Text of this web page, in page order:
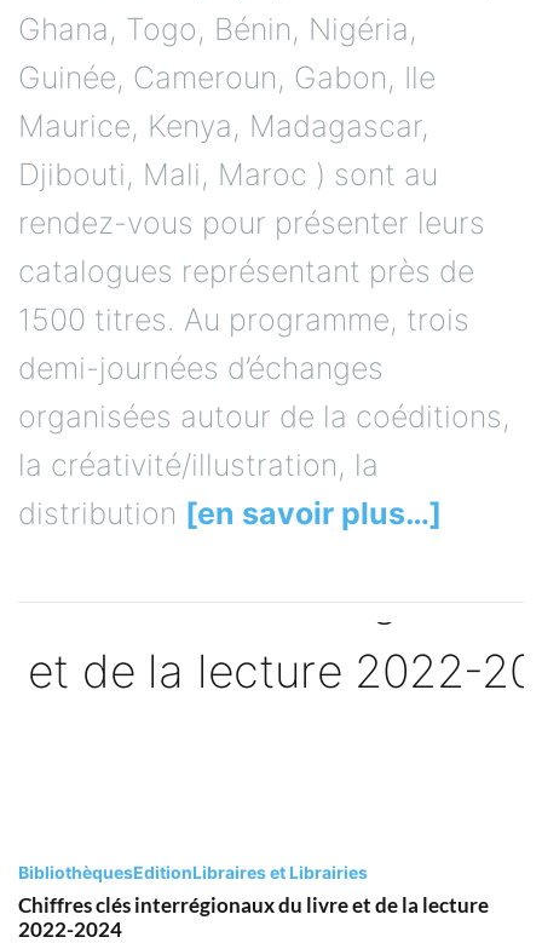
Ghana, Togo, Bénin, Nigéria,
Guinée, Cameroun, Gabon, Ile
Maurice, Kenya, Madagascar,
Djibouti, Mali, Maroc ) sont au
rendez-vous pour présenter leurs
catalogues représentant près de
1500 titres. Au programme, trois
demi-journées d’échanges
organisées autour de la coéditions,
la créativité/illustration, la
distribution [en savoir plus…]
BibliothèquesEditionLibraires et Librairies
Chiffres clés interrégionaux du livre et de la lecture
2022-2024